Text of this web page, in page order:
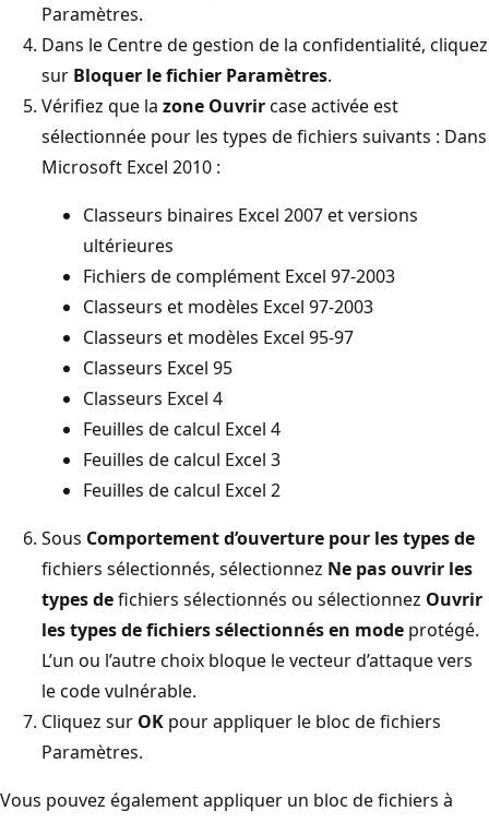
Paramètres.
Dans le Centre de gestion de la confidentialité, cliquez
sur Bloquer le fichier Paramètres.
Vérifiez que la zone Ouvrircase activée est
sélectionnée pour les types de fichiers suivants : Dans
Microsoft Excel 2010 :
Classeurs binaires Excel 2007 et versions
ultérieures
Fichiers de complément Excel 97-2003
Classeurs et modèles Excel 97-2003
Classeurs et modèles Excel 95-97
Classeurs Excel 95
Classeurs Excel 4
Feuilles de calcul Excel 4
Feuilles de calcul Excel 3
Feuilles de calcul Excel 2
Sous Comportement d’ouverture pour les types de
fichiers sélectionnés, sélectionnez Ne pas ouvrir les
types defichiers sélectionnés ou sélectionnez Ouvrir
les types de fichiers sélectionnés en mode protégé.
L’un ou l’autre choix bloque le vecteur d’attaque vers
le code vulnérable.
Cliquez sur OK pour appliquer le bloc de fichiers
Paramètres.
Vous pouvez également appliquer un bloc de fichiers à